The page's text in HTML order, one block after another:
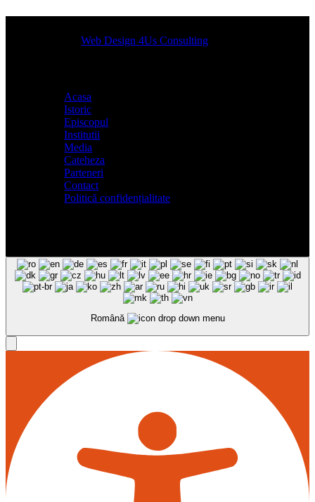
Designed byWeb Design 4Us Consulting
Acasa
Istoric
Episcopul
Institutii
Media
Cateheza
Parteneri
Contact
Politică confidențialitate
Română